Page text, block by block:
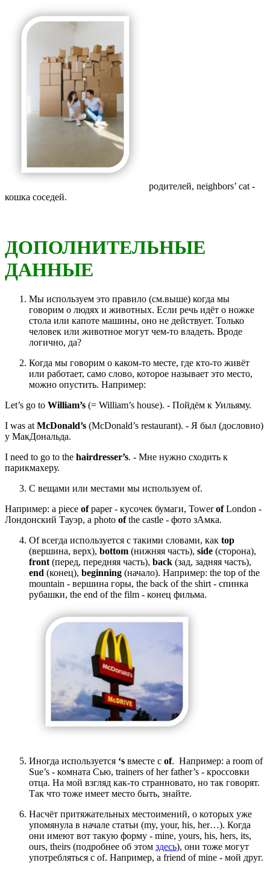
родителей, neighbors’ cat -
кошка соседей.
ДОПОЛНИТЕЛЬНЫЕ
ДАННЫЕ
Мы используем это правило (см.выше) когда мы
говорим о людях и животных. Если речь идёт о ножке
стола или капоте машины, оно не действует. Только
человек или животное могут чем-то владеть. Вроде
логично, да?
Когда мы говорим о каком-то месте, где кто-то живёт
или работает, само слово, которое называет это место,
можно опустить. Например:
Let’s go to William’s (= William’s house). - Пойдём к Уильяму.
I was at McDonald’s (McDonald’s restaurant). - Я был (дословно)
у МакДональда.
I need to go to the hairdresser’s. - Мне нужно сходить к
парикмахеру.
С вещами или местами мы используем of.
Например: a piece ofpaper - кусочек бумаги, TowerofLondon -
Лондонский Тауэр, a photo ofthe castle - фото зАмка.
Of всегда используется с такими словами, как top
(вершина, верх), bottom (нижняя часть), side (сторона),
front (перед, передняя часть), back (зад, задняя часть),
end (конец), beginning (начало). Например: the top of the
mountain - вершина горы, the back of the shirt - спинка
рубашки, the end of the film - конец фильма.
Иногда используется ‘s вместе с of. Например: a room of
Sue’s - комната Сью, trainers of her father’s - кроссовки
отца. На мой взгляд как-то странновато, но так говорят.
Так что тоже имеет место быть, знайте.
Насчёт притяжательных местоимений, о которых уже
упомянула в начале статьи (my, your, his, her…). Когда
они имеют вот такую форму - mine, yours, his, hers, its,
ours, theirs (подробнее об этом здесь), они тоже могут
употребляться с of. Например, a friend of mine - мой друг.